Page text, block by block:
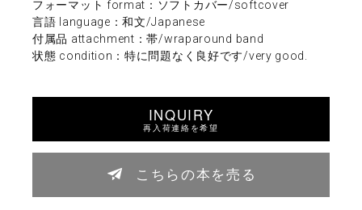
フォーマット format：ソフトカバー/softcover
言語 language：和文/Japanese
付属品 attachment：帯/wraparound band
状態 condition：特に問題なく良好です/very good.
INQUIRY
再入荷連絡を希望
こちらの本を売る